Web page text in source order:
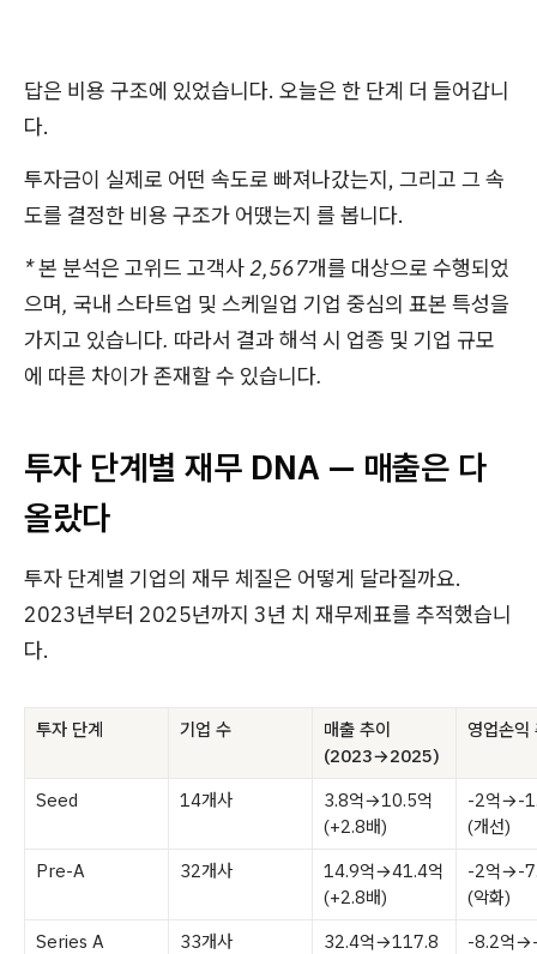
답은 비용 구조에 있었습니다. 오늘은 한 단계 더 들어갑니
다.
투자금이 실제로 어떤 속도로 빠져나갔는지, 그리고 그 속
도를 결정한 비용 구조가 어땠는지 를 봅니다.
* 본 분석은 고위드 고객사 2,567개를 대상으로 수행되었
으며, 국내 스타트업 및 스케일업 기업 중심의 표본 특성을
가지고 있습니다. 따라서 결과 해석 시 업종 및 기업 규모
에 따른 차이가 존재할 수 있습니다.
투자 단계별 재무 DNA — 매출은 다
올랐다
투자 단계별 기업의 재무 체질은 어떻게 달라질까요.
2023년부터 2025년까지 3년 치 재무제표를 추적했습니
다.
투자 단계 기업 수
매출 추이
(2023→2025)
영업손익
Seed 14개사
3.8억→10.5억
(+2.8배)
-2억→-
(개선)
Pre-A
32개사
14.9억→41.4억
(+2.8배)
-2억→-
(악화)
Series A
33개사
32.4억→117.8
-8.2억